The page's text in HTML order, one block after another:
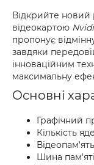
Відкрийте новий
відеокартою
пропонує
завдяки
інноваційним
максимальну
Основні
Графічний
Кількість
Шина